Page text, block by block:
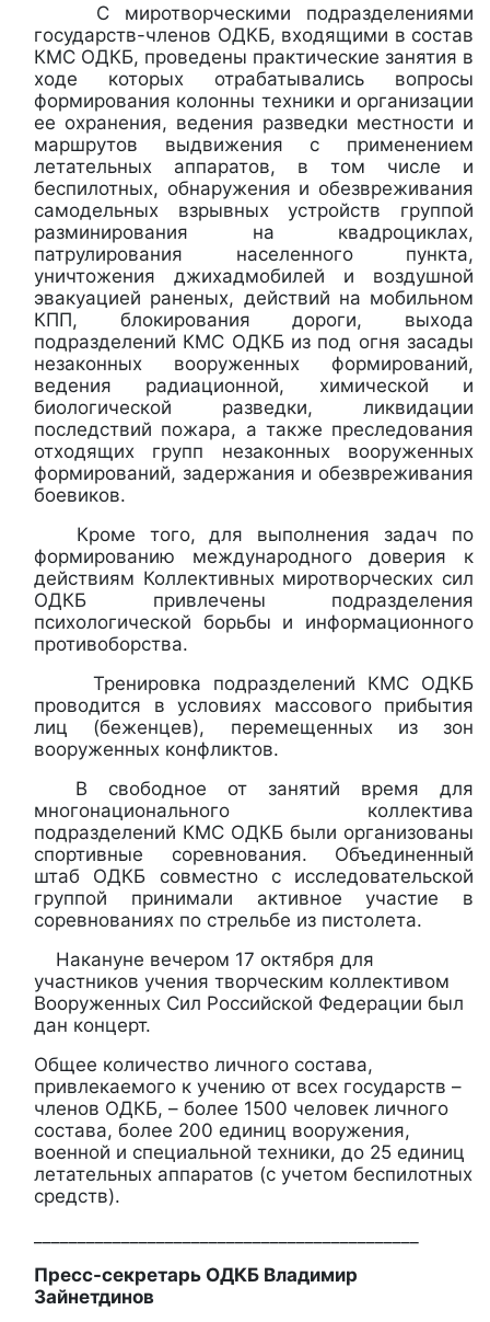
С миротворческими подразделениями
государств-членов ОДКБ, входящими в состав
КМС ОДКБ, проведены практические занятия в
ходе которых отрабатывались вопросы
формирования колонны техники и организации
ее охранения, ведения разведки местности и
маршрутов выдвижения с применением
летательных аппаратов, в том числе и
беспилотных, обнаружения и обезвреживания
самодельных взрывных устройств группой
разминирования на квадроциклах,
патрулирования населенного пункта,
уничтожения джихадмобилей и воздушной
эвакуацией раненых, действий на мобильном
КПП, блокирования дороги, выхода
подразделений КМС ОДКБ из под огня засады
незаконных вооруженных формирований,
ведения радиационной, химической и
биологической разведки, ликвидации
последствий пожара, а также преследования
отходящих групп незаконных вооруженных
формирований, задержания и обезвреживания
боевиков.
Кроме того, для выполнения задач по
формированию международного доверия к
действиям Коллективных миротворческих сил
ОДКБ привлечены подразделения
психологической борьбы и информационного
противоборства.
Тренировка подразделений КМС ОДКБ
проводится в условиях массового прибытия
лиц (беженцев), перемещенных из зон
вооруженных конфликтов.
В свободное от занятий время для
многонационального коллектива
подразделений КМС ОДКБ были организованы
спортивные соревнования. Объединенный
штаб ОДКБ совместно с исследовательской
группой принимали активное участие в
соревнованиях по стрельбе из пистолета.
Накануне вечером 17 октября для
участников учения творческим коллективом
Вооруженных Сил Российской Федерации был
дан концерт.
Общее количество личного состава,
привлекаемого к учению от всех государств –
членов ОДКБ, – более 1500 человек личного
состава, более 200 единиц вооружения,
военной и специальной техники, до 25 единиц
летательных аппаратов (с учетом беспилотных
средств).
Пресс-секретарь ОДКБ Владимир
Зайнетдинов